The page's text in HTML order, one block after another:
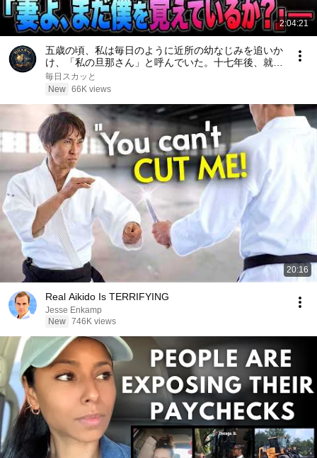
2:04:21
五歳の頃、私は毎日のように近所の幼なじみを追いか
け、「私の旦那さん」と呼んでいた。十七年後、就職
面接で社長室へ入ると、彼は私を見て微笑んだ。「妻
よ、まだ僕を覚えているか？」――
毎日スカッと
New 66K views
20:16
Real Aikido Is TERRIFYING
Jesse Enkamp
New 746K views